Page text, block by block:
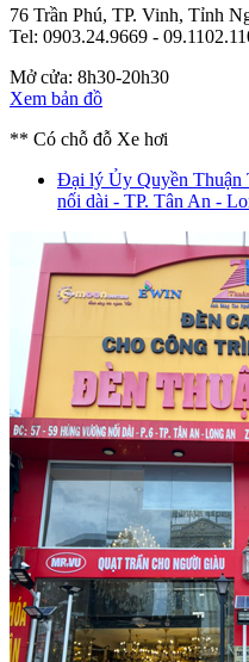
76 Trần Phú, TP. Vinh, Tỉnh
Tel: 0903.24.9669 -
Mở cửa: 8h30-20h30
Xem bản đồ
** Có chỗ đỗ Xe hơi
Đại lý Ủy Quyền Thuận
nối dài - TP. Tân An -